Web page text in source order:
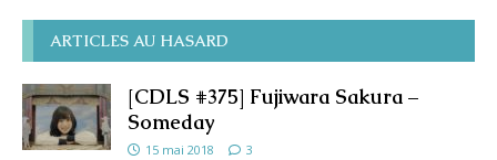
ARTICLES AU HASARD
[CDLS #375] Fujiwara Sakura –
Someday
15 mai 2018 3